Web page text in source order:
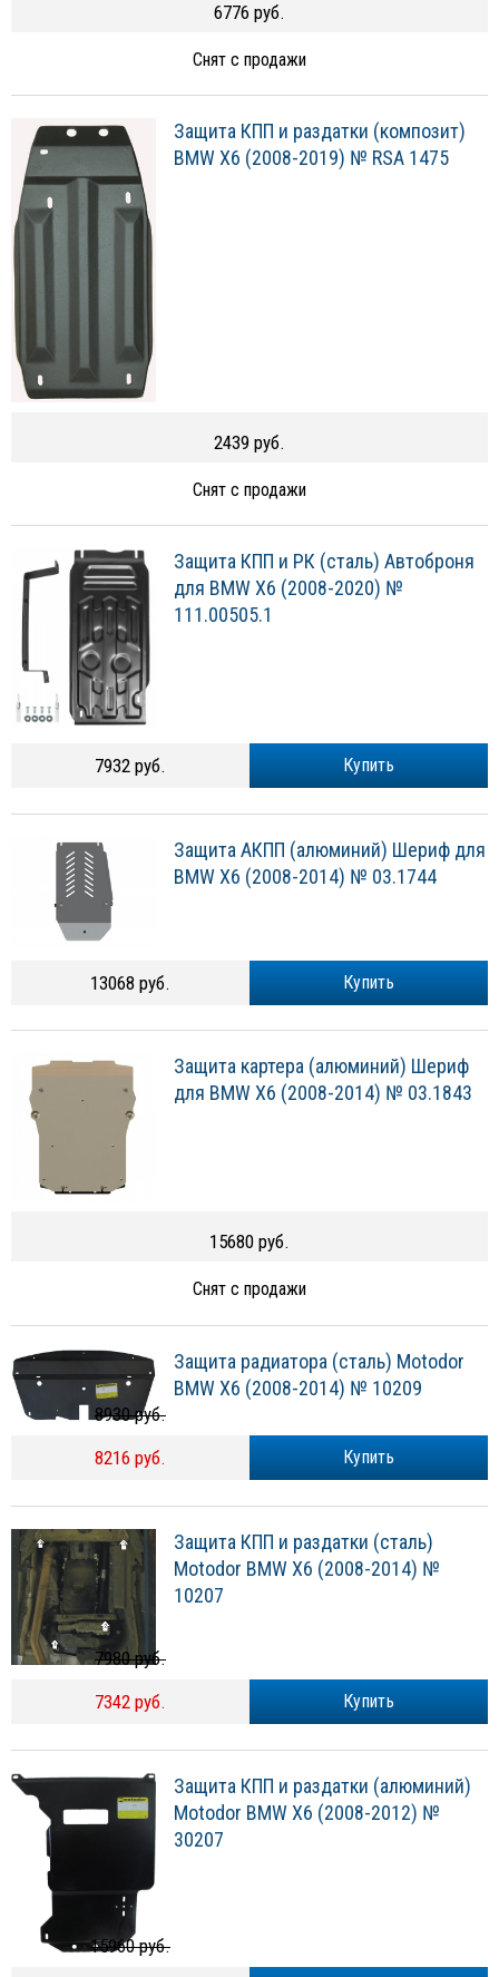
6776 руб.
Снят с продажи
Защита КПП и раздатки (композит)
BMW X6 (2008-2019) № RSA 1475
2439 руб.
Снят с продажи
Защита КПП и РК (сталь) Автоброня
для BMW X6 (2008-2020) №
111.00505.1
Купить
7932 руб.
Защита АКПП (алюминий) Шериф для
BMW X6 (2008-2014) № 03.1744
Купить
13068 руб.
Защита картера (алюминий) Шериф
для BMW X6 (2008-2014) № 03.1843
15680 руб.
Снят с продажи
Защита радиатора (сталь) Motodor
BMW X6 (2008-2014) № 10209
Купить
8930 руб.
8216 руб.
Защита КПП и раздатки (сталь)
Motodor BMW X6 (2008-2014) №
10207
Купить
7980 руб.
7342 руб.
Защита КПП и раздатки (алюминий)
Motodor BMW X6 (2008-2012) №
30207
15960 руб.